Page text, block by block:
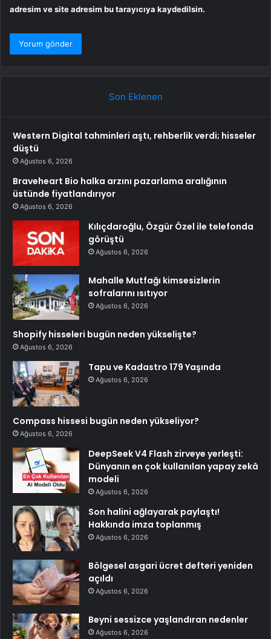
adresim ve site adresim bu tarayıcıya kaydedilsin.
Son Eklenen
Western Digital tahminleri aştı, rehberlik verdi; hisseler
düştü
Ağustos 6, 2026
Braveheart Bio halka arzını pazarlama aralığının
üstünde fiyatlandırıyor
Ağustos 6, 2026
Kılıçdaroğlu, Özgür Özel ile telefonda
görüştü
Ağustos 6, 2026
Mahalle Mutfağı kimsesizlerin
sofralarını ısıtıyor
Ağustos 6, 2026
Shopify hisseleri bugün neden yükselişte?
Ağustos 6, 2026
Tapu ve Kadastro 179 Yaşında
Ağustos 6, 2026
Compass hissesi bugün neden yükseliyor?
Ağustos 6, 2026
DeepSeek V4 Flash zirveye yerleşti:
Dünyanın en çok kullanılan yapay zekâ
modeli
Ağustos 6, 2026
Son halini ağlayarak paylaştı!
Hakkında imza toplanmış
Ağustos 6, 2026
Bölgesel asgari ücret defteri yeniden
açıldı
Ağustos 6, 2026
Beyni sessizce yaşlandıran nedenler
Ağustos 6, 2026